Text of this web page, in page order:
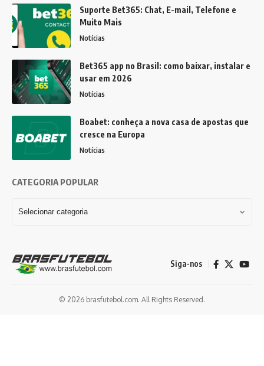
Suporte Bet365: Chat, E-mail, Telefone e
Muito Mais
Notícias
Bet365 app no Brasil: como baixar, instalar e
usar em 2026
Notícias
Boabet: conheça a nova casa de apostas que
cresce na Europa
Notícias
CATEGORIA POPULAR
Siga-nos
© 2026 brasfutebol.com. All Rights Reserved.